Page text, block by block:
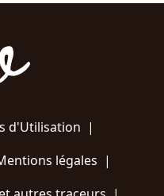
d'Utilisation |
légales |